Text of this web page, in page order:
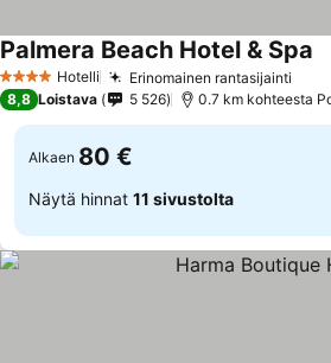
4 Tähtiluokitus
Hotelli Erinomainen rantasijainti
Palmera Beach Hotel & Spa
8,8 Loistava 5 526 0.7 km kohteesta
Alkaen 80 €
Näytä hinnat 11 sivustolta